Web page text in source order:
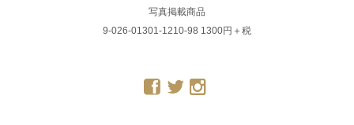
写真掲載商品
9-026-01301-1210-98 1300円＋税